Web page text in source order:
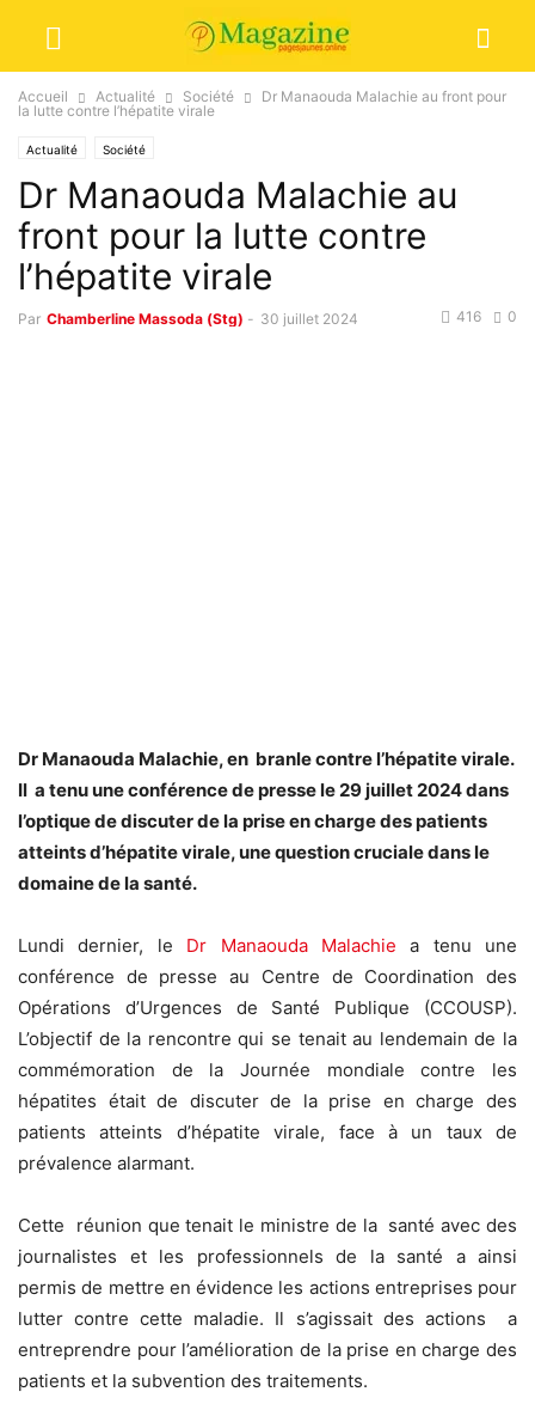
Accueil Actualité Société
Dr Manaouda Malachie au front pour
la lutte contre l’hépatite virale
Actualité Société
Dr Manaouda Malachie au
front pour la lutte contre
l’hépatite virale
Par Chamberline Massoda (Stg) - 30 juillet 2024 0
416
Dr Manaouda Malachie, en branle contre l’hépatite virale.
Il a tenu une conférence de presse le 29 juillet 2024 dans
l’optique de discuter de la prise en charge des patients
atteints d’hépatite virale, une question cruciale dans le
domaine de la santé.
Lundi dernier, le Dr Manaouda Malachie a tenu une
conférence de presse au Centre de Coordination des
Opérations d’Urgences de Santé Publique (CCOUSP).
L’objectif de la rencontre qui se tenait au lendemain de la
commémoration de la Journée mondiale contre les
hépatites était de discuter de la prise en charge des
patients atteints d’hépatite virale, face à un taux de
prévalence alarmant.
Cette réunion que tenait le ministre de la santé avec des
journalistes et les professionnels de la santé a ainsi
permis de mettre en évidence les actions entreprises pour
lutter contre cette maladie. Il s’agissait des actions a
entreprendre pour l’amélioration de la prise en charge des
patients et la subvention des traitements.